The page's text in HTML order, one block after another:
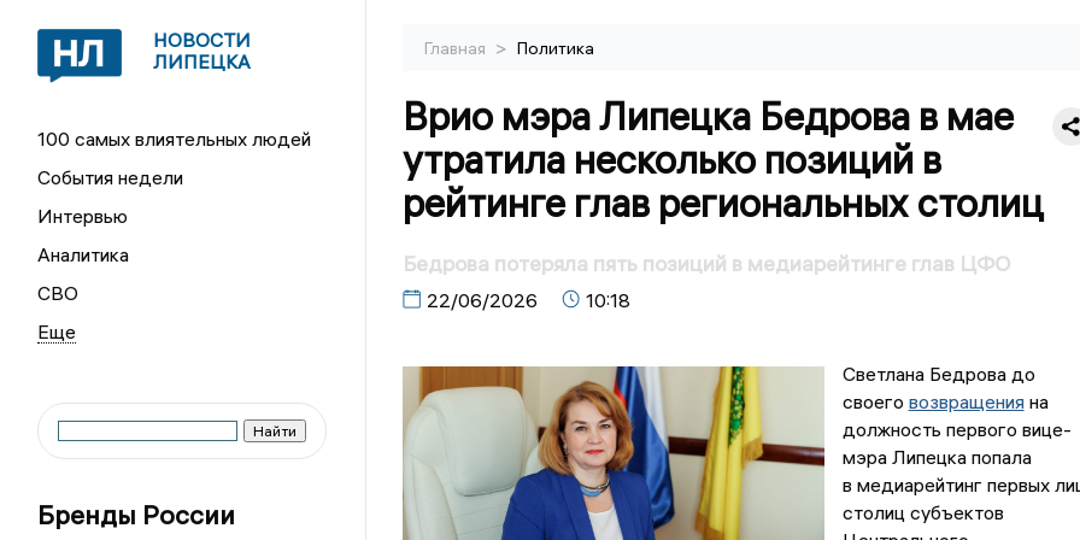
НОВОСТИ
ЛИПЕЦКА
100 самых влиятельных людей
События недели
Интервью
Аналитика
СВО
Бренды России
Главная > Политика
Врио мэра Липецка Бедрова в мае
утратила несколько позиций в
рейтинге глав региональных столиц
Бедрова потеряла пять позиций в медиарейтинге глав ЦФО
22/06/2026 10:18
Светлана Бедрова до
своего возвращенияна
должность первого вице-
мэра Липецка попала
в медиарейтинг первых
столиц субъектов